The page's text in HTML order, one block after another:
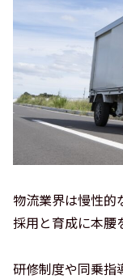
物流業界は慢性的
採用と育成に本腰
研修制度や同乗指